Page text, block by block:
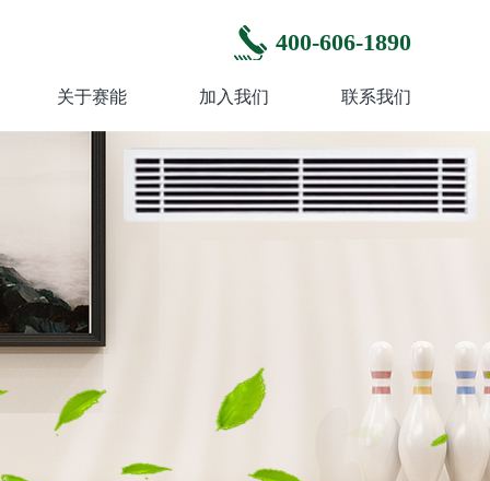
400-606-1890
关于赛能 加入我们 联系我们